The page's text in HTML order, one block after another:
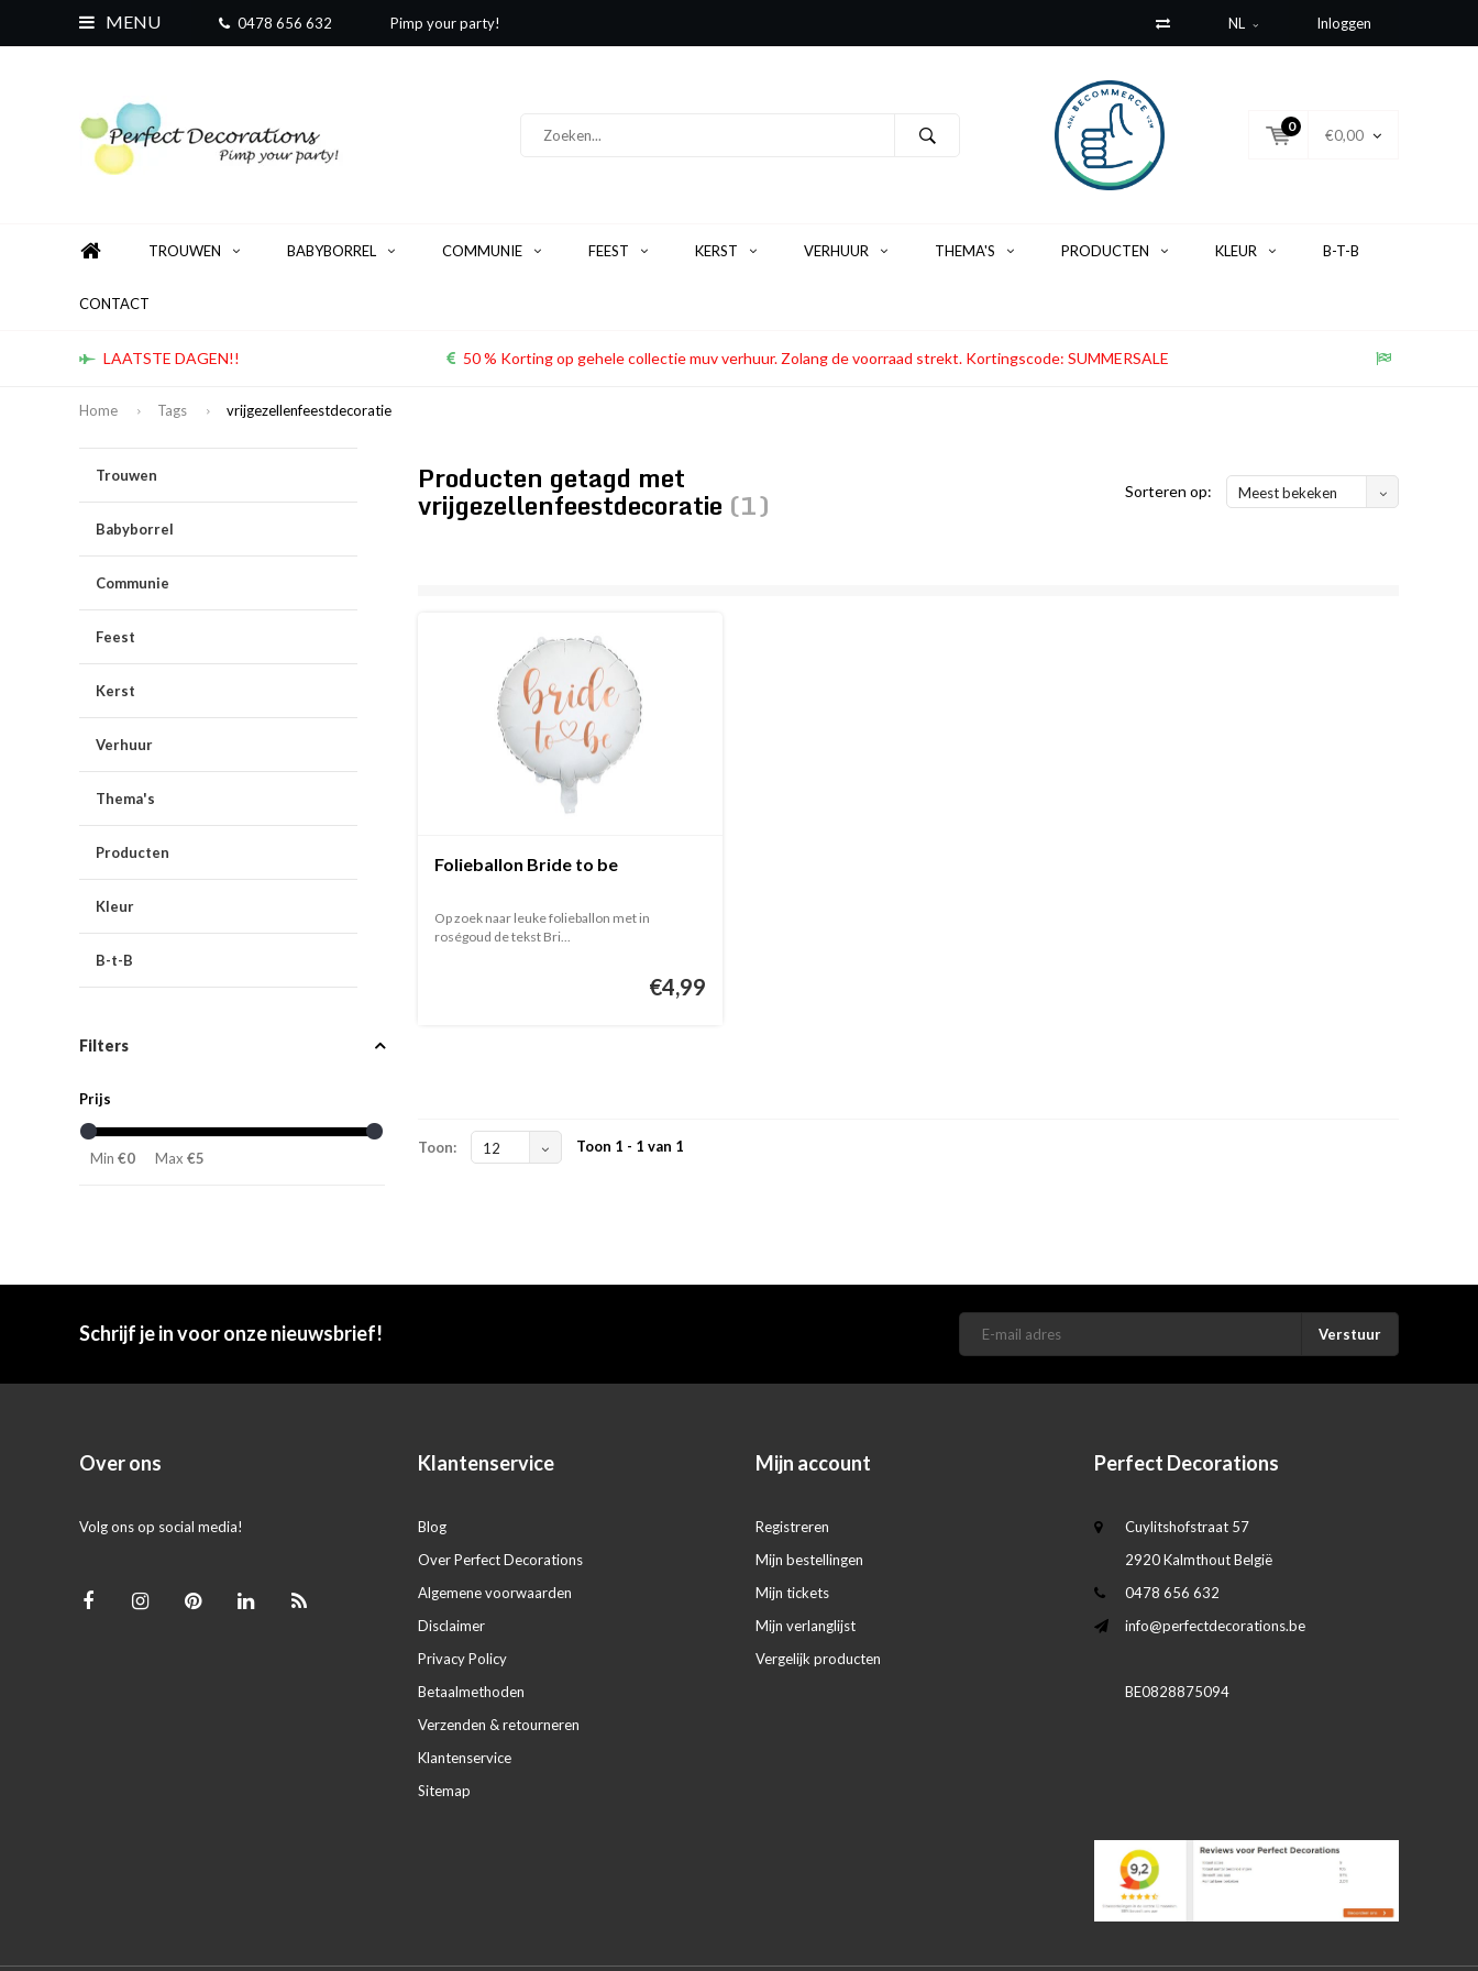
MENU 0478 656 632 Pimp your party! NL Inloggen
0
€0,00
TROUWEN BABYBORREL COMMUNIE FEEST KERST VERHUUR THEMA'S PRODUCTEN KLEUR B-T-B
CONTACT
LAATSTE DAGEN!! 50 % Korting op gehele collectie muv verhuur. Zolang de voorraad strekt. Kortingscode: SUMMERSALE
Home Tags vrijgezellenfeestdecoratie
Trouwen
Babyborrel
Communie
Feest
Kerst
Verhuur
Thema's
Producten
Kleur
B-t-B
Filters
Prijs
Min €0 Max €5
Producten getagd met
vrijgezellenfeestdecoratie (1) Sorteren op: Meest bekeken
Folieballon Bride to be
Op zoek naar leuke folieballon met in
roségoud de tekst Bri...
€4,99
Toon: 12 Toon 1 - 1 van 1
Schrijf je in voor onze nieuwsbrief! Verstuur
Over ons
Volg ons op social media!
Klantenservice
Blog
Over Perfect Decorations
Algemene voorwaarden
Disclaimer
Privacy Policy
Betaalmethoden
Verzenden & retourneren
Klantenservice
Sitemap
Mijn account
Registreren
Mijn bestellingen
Mijn tickets
Mijn verlanglijst
Vergelijk producten
Perfect Decorations
Cuylitshofstraat 57
2920 Kalmthout België
0478 656 632
info@perfectdecorations.be
BE0828875094